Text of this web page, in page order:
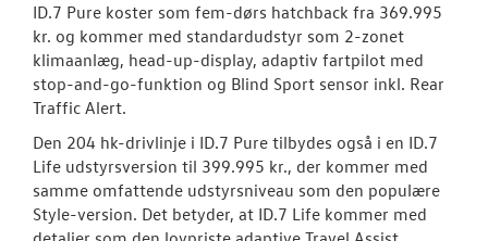
ID.7 Pure koster som fem-dørs hatchback fra 369.995
kr. og kommer med standardudstyr som 2-zonet
klimaanlæg, head-up-display, adaptiv fartpilot med
stop-and-go-funktion og Blind Sport sensor inkl. Rear
Traffic Alert.
Den 204 hk-drivlinje i ID.7 Pure tilbydes også i en ID.7
Life udstyrsversion til 399.995 kr., der kommer med
samme omfattende udstyrsniveau som den populære
Style-version. Det betyder, at ID.7 Life kommer med